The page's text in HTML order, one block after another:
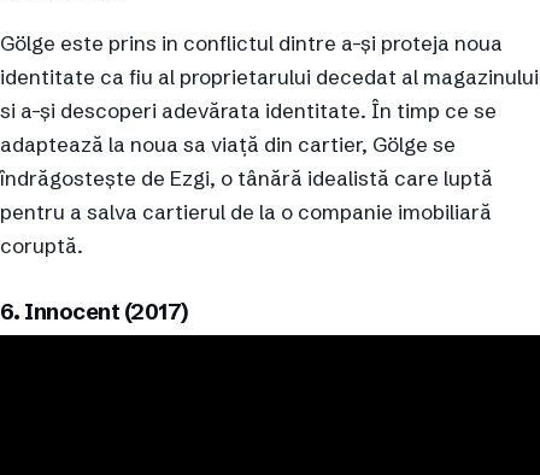
Gölge este prins in conflictul dintre a-și proteja noua
identitate ca fiu al proprietarului decedat al magazinului
si a-și descoperi adevărata identitate. În timp ce se
adaptează la noua sa viață din cartier, Gölge se
îndrăgostește de Ezgi, o tânără idealistă care luptă
pentru a salva cartierul de la o companie imobiliară
coruptă.
6. Innocent (2017)